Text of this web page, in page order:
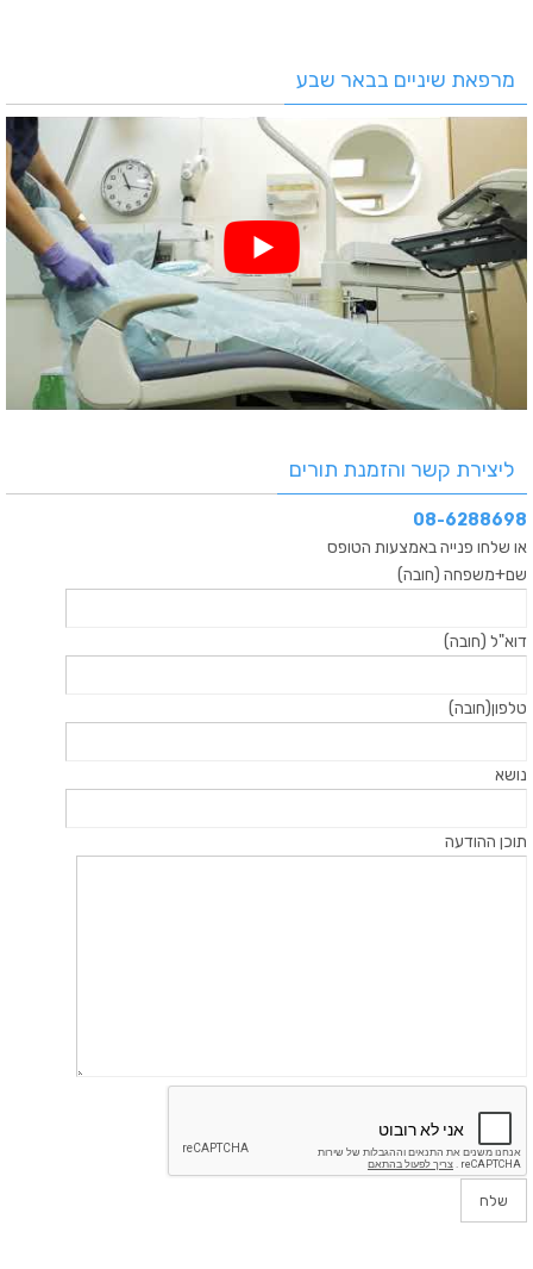
מרפאת שיניים בבאר שבע
ליצירת קשר והזמנת תורים
08-6288698
או שלחו פנייה באמצעות הטופס
שם+משפחה (חובה)
דוא"ל (חובה)
טלפון(חובה)
נושא
תוכן ההודעה